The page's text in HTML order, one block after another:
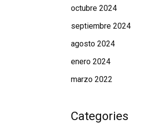
octubre 2024
septiembre 2024
agosto 2024
enero 2024
marzo 2022
Categories